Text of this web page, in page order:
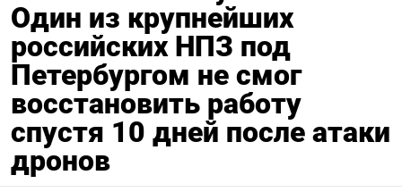
Один из крупнейших
российских НПЗ под
Петербургом не смог
восстановить работу
спустя 10 дней после атаки
дронов